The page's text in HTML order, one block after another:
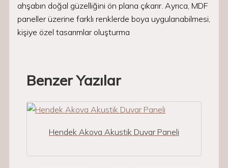
ahşabın doğal güzelliğini ön plana çıkarır. Ayrıca, MDF
paneller üzerine farklı renklerde boya uygulanabilmesi,
kişiye özel tasarımlar oluşturma
Benzer Yazılar
Hendek Akova Akustik Duvar Paneli